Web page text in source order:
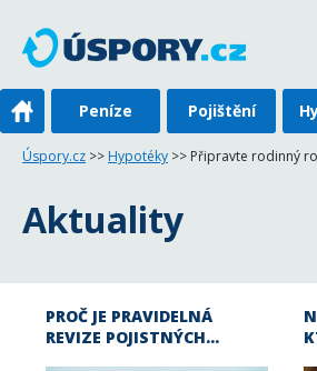
Peníze Pojištění
Úspory.cz >> Hypotéky >> Připravte rodinný
Aktuality
PROČ JE PRAVIDELNÁ
REVIZE POJISTNÝCH…